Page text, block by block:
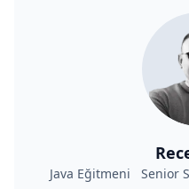
Java Eğitmeni Senior